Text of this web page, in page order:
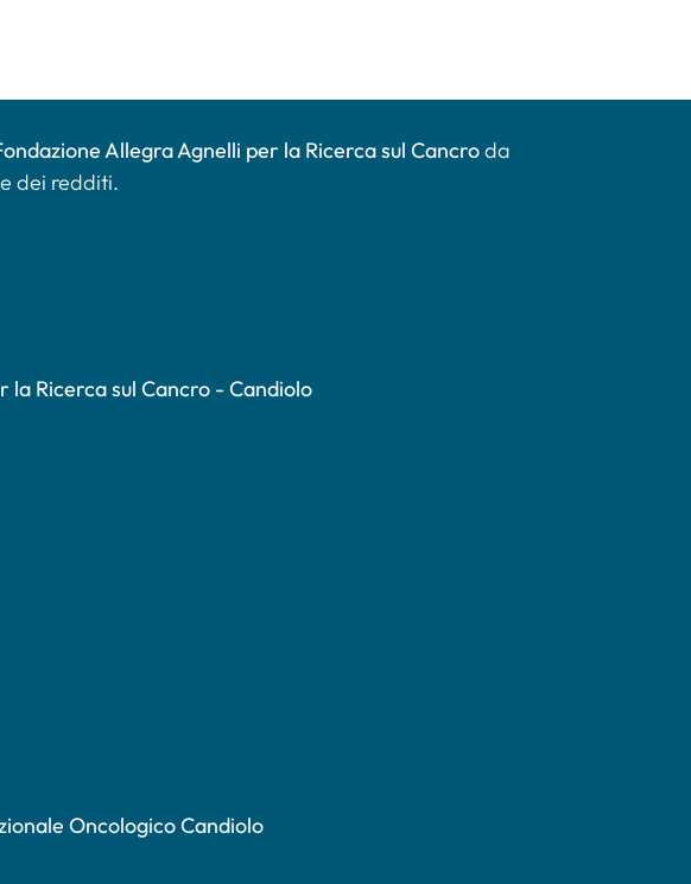
Allegra Agnelli per la Ricerca sul Cancroda
dei redditi.
la Ricerca sul Cancro - Candiolo
Oncologico Candiolo